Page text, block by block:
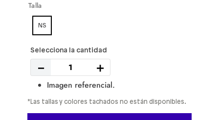
Talla
NS
＋
－
Imagen referencial.
*Las tallas y colores tachados no están disponibles.